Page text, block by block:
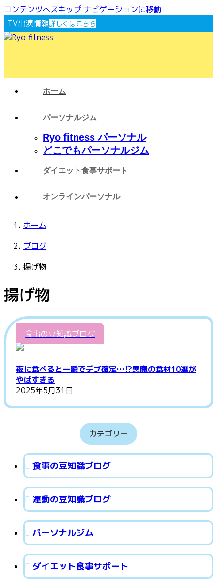
コンテンツへスキップ ナビゲーションに移動
TV出演情報詳しくはこちら
ホーム
パーソナルジム
Ryo fitness パーソナル
どこでもパーソナルジム
ダイエット食事サポート
オンラインパーソナル
ホーム
ブログ
揚げ物
揚げ物
食事の豆知識ブログ
夜に食べると一瞬でデブ確定…⁉悪魔の食材10選が
やばすぎる
2025年5月31日
カテゴリー
食事の豆知識ブログ
運動の豆知識ブログ
パーソナルジム
ダイエット食事サポート